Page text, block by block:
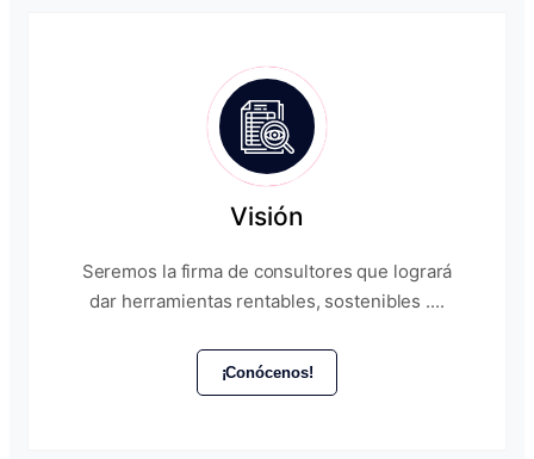
Visión
Seremos la firma de consultores que logrará
dar herramientas rentables, sostenibles ....
¡Conócenos!